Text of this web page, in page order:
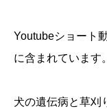
Youtubeショート
に含まれています。
犬の遺伝病と草刈